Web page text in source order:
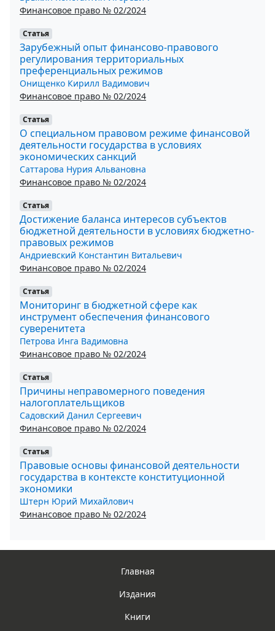
Финансовое право № 02/2024
Статья
Зарубежный опыт финансово-правового
регулирования территориальных
преференциальных режимов
Онищенко Кирилл Вадимович
Финансовое право № 02/2024
Статья
О специальном правовом режиме финансовой
деятельности государства в условиях
экономических санкций
Саттарова Нурия Альвановна
Финансовое право № 02/2024
Статья
Достижение баланса интересов субъектов
бюджетной деятельности в условиях бюджетно-
правовых режимов
Андриевский Константин Витальевич
Финансовое право № 02/2024
Статья
Мониторинг в бюджетной сфере как
инструмент обеспечения финансового
суверенитета
Петрова Инга Вадимовна
Финансовое право № 02/2024
Статья
Причины неправомерного поведения
налогоплательщиков
Садовский Данил Сергеевич
Финансовое право № 02/2024
Статья
Правовые основы финансовой деятельности
государства в контексте конституционной
экономики
Штерн Юрий Михайлович
Финансовое право № 02/2024
Главная
Издания
Книги